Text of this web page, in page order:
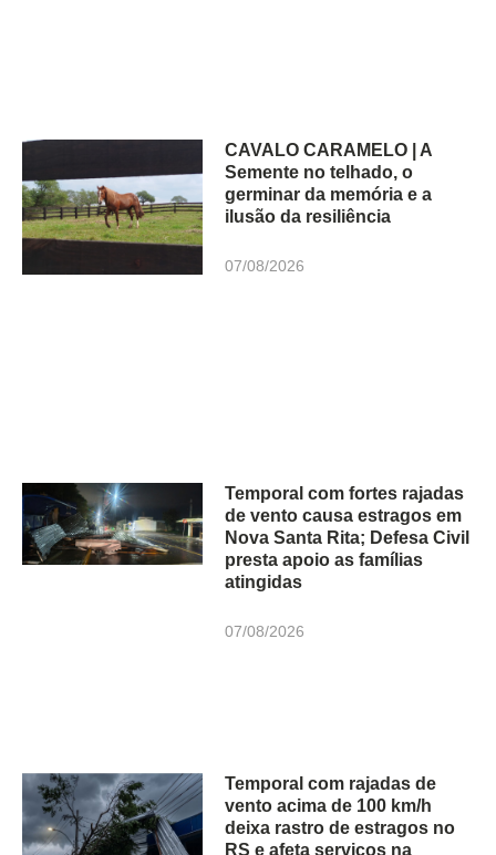
CAVALO CARAMELO | A
Semente no telhado, o
germinar da memória e a
ilusão da resiliência
07/08/2026
Temporal com fortes rajadas
de vento causa estragos em
Nova Santa Rita; Defesa Civil
presta apoio as famílias
atingidas
07/08/2026
Temporal com rajadas de
vento acima de 100 km/h
deixa rastro de estragos no
RS e afeta serviços na